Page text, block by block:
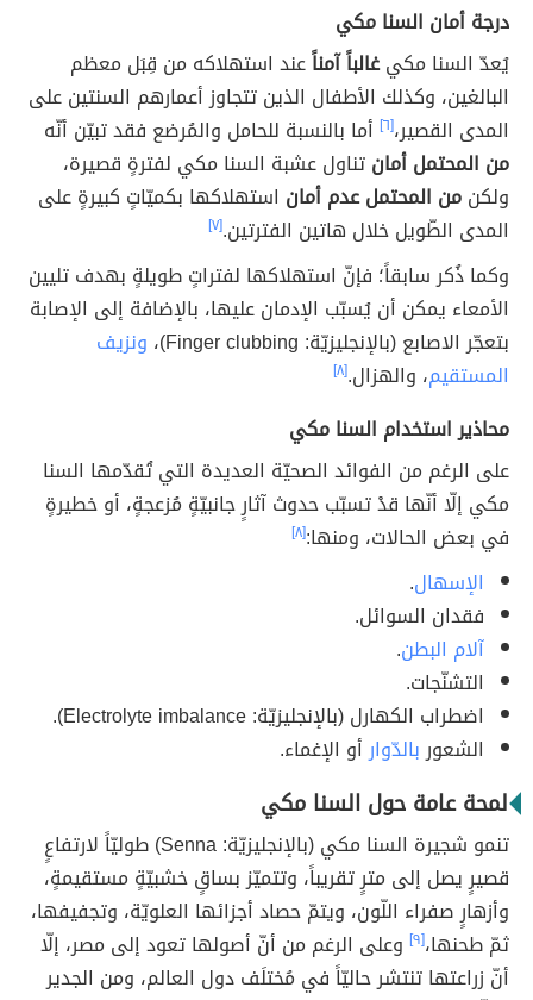
درجة أمان السنا مكي
يُعدّ السنا مكيغالباً آمناًعند استهلاكه من قِبَل معظم
البالغين، وكذلك الأطفال الذين تتجاوز أعمارهم السنتين على
المدى القصير،[٦]
أما بالنسبة للحامل والمُرضع فقد تبيّن أنّه
من المحتمل أمانتناول عشبة السنا مكي لفترةٍ قصيرة،
ولكنمن المحتمل عدم أمان استهلاكها بكميّاتٍ كبيرةٍ على
المدى الطّويل خلال هاتين الفترتين.[٧]
وكما ذُكر سابقاً؛ فإنّ استهلاكها لفتراتٍ طويلةٍ بهدف تليين
الأمعاء يمكن أن يُسبّب الإدمان عليها، بالإضافة إلى الإصابة
بتعجّر الاصابع (بالإنجليزيّة: Finger clubbing)،
ونزيف
المستقيم، والهزال.[٨]
محاذير استخدام السنا مكي
على الرغم من الفوائد الصحيّة العديدة التي تُقدّمها السنا
مكي إلّا أنّها قدْ تسبّب حدوث آثارٍ جانبيّةٍ مُزعجةٍ، أو خطيرةٍ
في بعض الحالات، ومنها:[٨]
الإسهال.
فقدان السوائل.
آلام البطن.
التشنّجات.
اضطراب الكهارل (بالإنجليزيّة: Electrolyte imbalance).
الشعوربالدّوارأو الإغماء.
لمحة عامة حول السنا مكي
تنمو شجيرة السنا مكي (بالإنجليزيّة: Senna) طوليّاً لارتفاعٍ
قصيرٍ يصل إلى مترٍ تقريباً، وتتميّز بساقٍ خشبيّةٍ مستقيمةٍ،
وأزهارٍ صفراء اللّون، ويتمّ حصاد أجزائها العلويّة، وتجفيفها،
ثمّ طحنها،[٩]
وعلى الرغم من أنّ أصولها تعود إلى مصر، إلّا
أنّ زراعتها تنتشر حاليّاً في مُختلَف دول العالم، ومن الجدير